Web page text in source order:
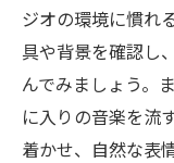
ジオの環境に慣れ
具や背景を確認し
んでみましょう。
に入りの音楽を流
着かせ、自然な表